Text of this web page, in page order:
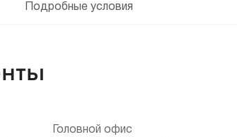
Подробные условия
Головной офис